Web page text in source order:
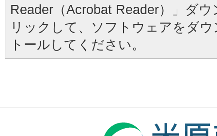
Reader（Acrobat Reader）」ダ
リックして、ソフトウェアをダ
トールしてください。